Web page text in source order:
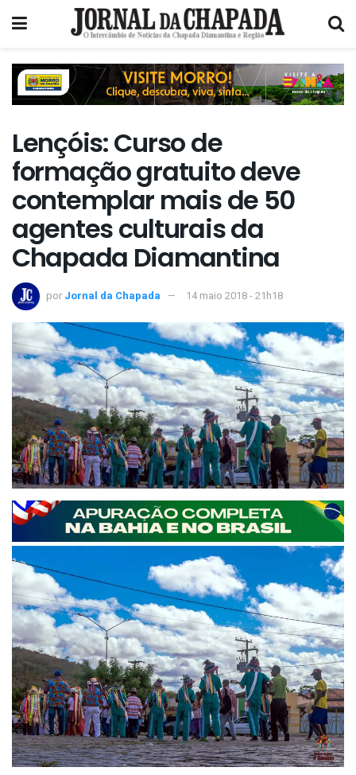
Lençóis: Curso de
formação gratuito deve
contemplar mais de 50
agentes culturais da
Chapada Diamantina
por Jornal da Chapada 14 maio 2018 - 21h18